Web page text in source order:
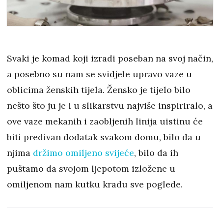
Svaki je komad koji izradi poseban na svoj način,
a posebno su nam se svidjele upravo vaze u
oblicima ženskih tijela. Žensko je tijelo bilo
nešto što ju je i u slikarstvu najviše inspiriralo, a
ove vaze mekanih i zaobljenih linija uistinu će
biti predivan dodatak svakom domu, bilo da u
njima držimo omiljeno svijeće, bilo da ih
puštamo da svojom ljepotom izložene u
omiljenom nam kutku kradu sve poglede.